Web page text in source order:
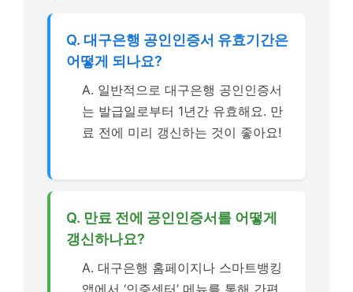
Q. 대구은행 공인인증서 유효기간은
어떻게 되나요?
A. 일반적으로 대구은행 공인인증서
는 발급일로부터 1년간 유효해요. 만
료 전에 미리 갱신하는 것이 좋아요!
Q. 만료 전에 공인인증서를 어떻게
갱신하나요?
A. 대구은행 홈페이지나 스마트뱅킹
앱에서 ‘인증센터’ 메뉴를 통해 간편